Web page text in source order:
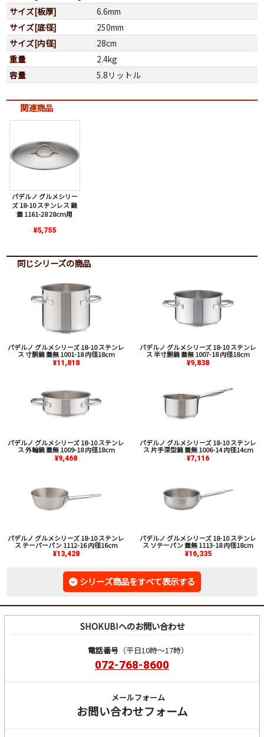
サイズ[板厚]
6.6mm
サイズ[底径]
250mm
サイズ[内径]
28cm
重量
2.4kg
容量
5.8リットル
関連商品
パデルノ グルメシリー
ズ 18-10 ステンレス 鍋
蓋 1161-28 28cm用
¥5,755
同じシリーズの商品
パデルノ グルメシリーズ 18-10 ステンレ
ス 寸胴鍋 蓋無 1001-18 内径18cm
¥11,818
パデルノ グルメシリーズ 18-10 ステンレ
ス 半寸胴鍋 蓋無 1007-18 内径18cm
¥9,838
パデルノ グルメシリーズ 18-10 ステンレ
ス 外輪鍋 蓋無 1009-18 内径18cm
¥9,468
パデルノ グルメシリーズ 18-10 ステンレ
ス 片手深型鍋 蓋無 1006-14 内径14cm
¥7,116
パデルノ グルメシリーズ 18-10 ステンレ
ス テーパーパン 1112-16 内径16cm
¥13,428
パデルノ グルメシリーズ 18-10 ステンレ
ス ソテーパン 蓋無 1113-18 内径18cm
¥16,335
シリーズ商品をすべて表示する
SHOKUBIへのお問い合わせ
電話番号（平日10時～17時）
072-768-8600
メールフォーム
お問い合わせフォーム